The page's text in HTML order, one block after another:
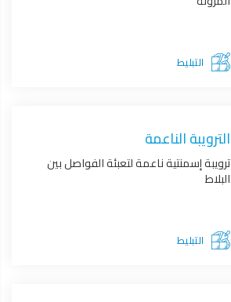
التبليط
الترويبة الناعمة
ترويبة إسمنتية ناعمة لتعبئة الفواصل بين
البلاط
التبليط